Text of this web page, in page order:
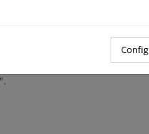
de la Dirección General de
ambiental del proyecto